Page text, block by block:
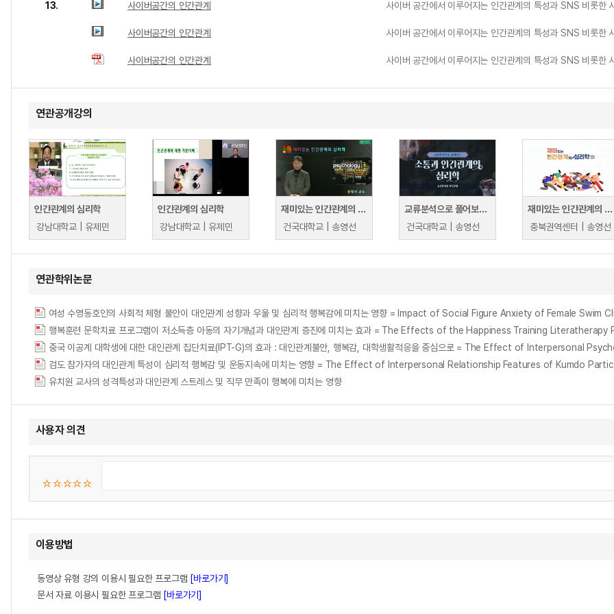
13. 사이버공간의 인간관계 사이버 공간에서 이루어지는 인간관계의 특성과 SNS 비롯한
사이버공간의 인간관계 사이버 공간에서 이루어지는 인간관계의 특성과 SNS 비롯한
사이버공간의 인간관계 사이버 공간에서 이루어지는 인간관계의 특성과 SNS 비롯한
연관공개강의
인간관계의 심리학
강남대학교 | 유제민
인간관계의 심리학
강남대학교 | 유제민
재미있는 인간관계의 심리학
건국대학교 | 송영선
교류분석으로 풀어보는 소통과 인간관계의 심리학
건국대학교 | 송영선
재미있는 인간관계의 심리학
충북권역센터 | 송영선
연관학위논문
검도 참가자의 대인관계 특성이 심리적 행복감 및 운동지속에 미치는 영향 = The Effect of Interpersonal Relationship Features of Kumdo
유치원 교사의 성격특성과 대인관계 스트레스 및 직무 만족이 행복에 미치는 영향
사용자 의견
이용방법
동영상 유형 강의 이용시 필요한 프로그램 [바로가기]
문서 자료 이용시 필요한 프로그램 [바로가기]